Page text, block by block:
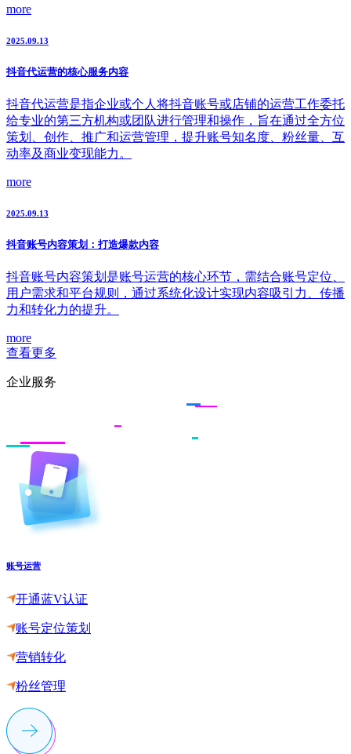
more
2025.09.13
抖音代运营的核心服务内容
抖音代运营是指企业或个人将抖音账号或店铺的运营工作委托
给专业的第三方机构或团队进行管理和操作，旨在通过全方位
策划、创作、推广和运营管理，提升账号知名度、粉丝量、互
动率及商业变现能力。
more
2025.09.13
抖音账号内容策划：打造爆款内容
抖音账号内容策划是账号运营的核心环节，需结合账号定位、
用户需求和平台规则，通过系统化设计实现内容吸引力、传播
力和转化力的提升。
more
查看更多
企业服务
账号运营
开通蓝V认证
账号定位策划
营销转化
粉丝管理